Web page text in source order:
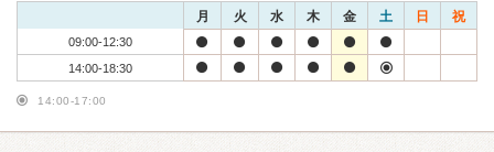
月 火 水 木 金 土 日 祝
09:00-12:30
14:00-18:30
14:00-17:00